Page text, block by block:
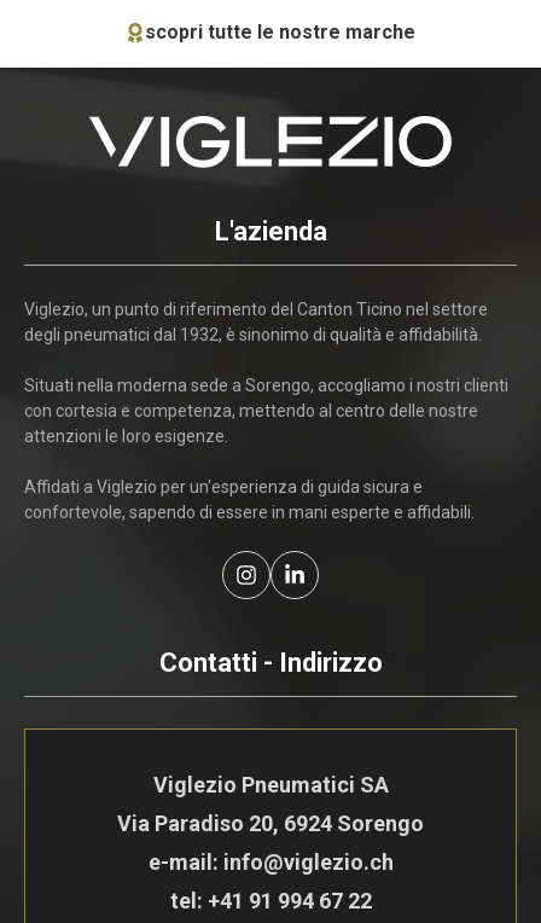
scopri tutte le nostre marche
L'azienda
Viglezio, un punto di riferimento del Canton Ticino nel settore
degli pneumatici dal 1932, è sinonimo di qualità e affidabilità.
Situati nella moderna sede a Sorengo, accogliamo i nostri clienti
con cortesia e competenza, mettendo al centro delle nostre
attenzioni le loro esigenze.
Affidati a Viglezio per un'esperienza di guida sicura e
confortevole, sapendo di essere in mani esperte e affidabili.
Contatti - Indirizzo
Viglezio Pneumatici SA
Via Paradiso 20, 6924 Sorengo
e-mail: info@viglezio.ch
tel: +41 91 994 67 22